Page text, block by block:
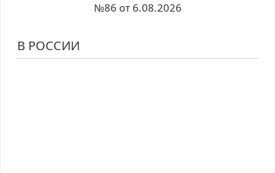
№86 от 6.08.2026
В РОССИИ